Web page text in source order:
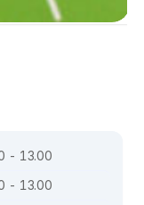
- 13.00
- 13.00